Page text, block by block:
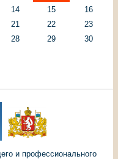
14 15
16
21 22
23
28 29
30
и профессионального